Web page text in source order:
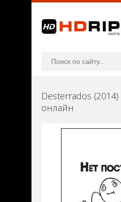
Desterrados
онлайн